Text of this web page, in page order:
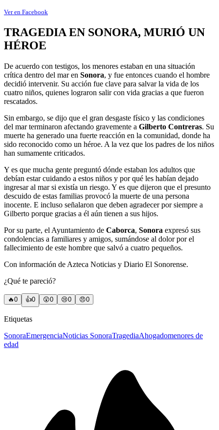
Ver en Facebook
TRAGEDIA EN SONORA, MURIÓ UN
HÉROE
De acuerdo con testigos, los menores estaban en una situación
crítica dentro del mar en Sonora, y fue entonces cuando el hombre
decidió intervenir. Su acción fue clave para salvar la vida de los
cuatro niños, quienes lograron salir con vida gracias a que fueron
rescatados.
Sin embargo, se dijo que el gran desgaste físico y las condiciones
del mar terminaron afectando gravemente a Gilberto Contreras. Su
muerte ha generado una fuerte reacción en la comunidad, donde ha
sido reconocido como un héroe. A la vez que los padres de los niños
han sumamente criticados.
Y es que mucha gente preguntó dónde estaban los adultos que
debían estar cuidando a estos niños y por qué les habían dejado
ingresar al mar si existía un riesgo. Y es que dijeron que el presunto
descuido de estas familias provocó la muerte de una persona
inocente. E incluso señalaron que deben agradecer por siempre a
Gilberto porque gracias a él aún tienen a sus hijos.
Por su parte, el Ayuntamiento de Caborca, Sonora expresó sus
condolencias a familiares y amigos, sumándose al dolor por el
fallecimiento de este hombre que salvó a cuatro pequeños.
Con información de Azteca Noticias y Diario El Sonorense.
¿Qué te pareció?
🔥0 👍0 😲0 😢0 😠0
Etiquetas
SonoraEmergenciaNoticias SonoraTragediaAhogadomenores de
edad